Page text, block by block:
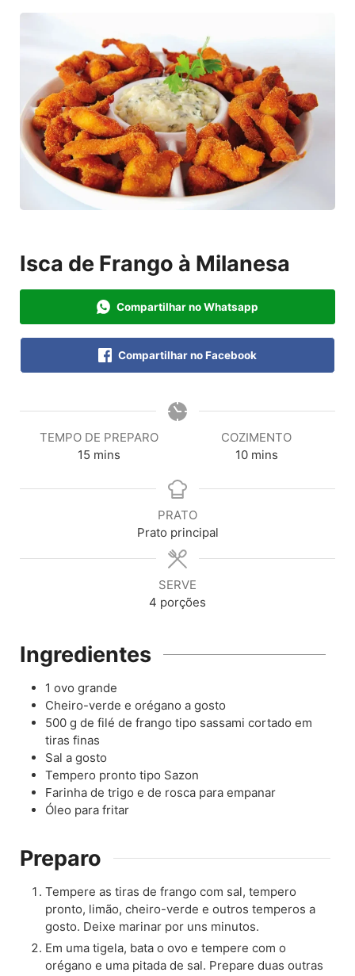
Isca de Frango à Milanesa
Compartilhar no Whatsapp
Compartilhar no Facebook
TEMPO DE PREPARO
15 mins
COZIMENTO
10 mins
PRATO
Prato principal
SERVE
4 porções
Ingredientes
1 ovo grande
Cheiro-verde e orégano a gosto
500 g de filé de frango tipo sassami cortado em
tiras finas
Sal a gosto
Tempero pronto tipo Sazon
Farinha de trigo e de rosca para empanar
Óleo para fritar
Preparo
Tempere as tiras de frango com sal, tempero
pronto, limão, cheiro-verde e outros temperos a
gosto. Deixe marinar por uns minutos.
Em uma tigela, bata o ovo e tempere com o
orégano e uma pitada de sal. Prepare duas outras